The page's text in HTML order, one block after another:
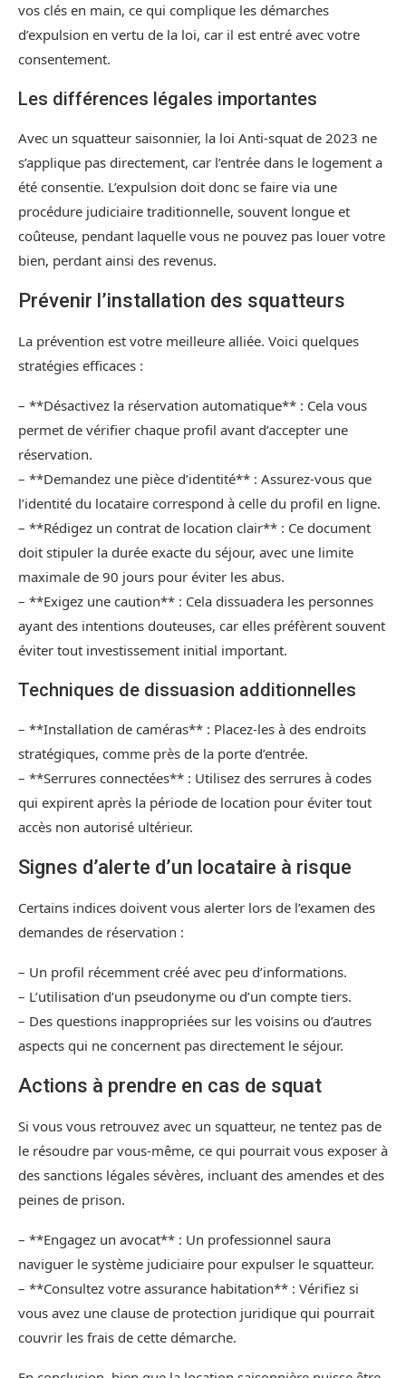
vos clés en main, ce qui complique les démarches
d’expulsion en vertu de la loi, car il est entré avec votre
consentement.
Les différences légales importantes
Avec un squatteur saisonnier, la loi Anti-squat de 2023 ne
s’applique pas directement, car l’entrée dans le logement a
été consentie. L’expulsion doit donc se faire via une
procédure judiciaire traditionnelle, souvent longue et
coûteuse, pendant laquelle vous ne pouvez pas louer votre
bien, perdant ainsi des revenus.
Prévenir l’installation des squatteurs
La prévention est votre meilleure alliée. Voici quelques
stratégies efficaces :
– **Désactivez la réservation automatique** : Cela vous
permet de vérifier chaque profil avant d’accepter une
réservation.
– **Demandez une pièce d’identité** : Assurez-vous que
l’identité du locataire correspond à celle du profil en ligne.
– **Rédigez un contrat de location clair** : Ce document
doit stipuler la durée exacte du séjour, avec une limite
maximale de 90 jours pour éviter les abus.
– **Exigez une caution** : Cela dissuadera les personnes
ayant des intentions douteuses, car elles préfèrent souvent
éviter tout investissement initial important.
Techniques de dissuasion additionnelles
– **Installation de caméras** : Placez-les à des endroits
stratégiques, comme près de la porte d’entrée.
– **Serrures connectées** : Utilisez des serrures à codes
qui expirent après la période de location pour éviter tout
accès non autorisé ultérieur.
Signes d’alerte d’un locataire à risque
Certains indices doivent vous alerter lors de l’examen des
demandes de réservation :
– Un profil récemment créé avec peu d’informations.
– L’utilisation d’un pseudonyme ou d’un compte tiers.
– Des questions inappropriées sur les voisins ou d’autres
aspects qui ne concernent pas directement le séjour.
Actions à prendre en cas de squat
Si vous vous retrouvez avec un squatteur, ne tentez pas de
le résoudre par vous-même, ce qui pourrait vous exposer à
des sanctions légales sévères, incluant des amendes et des
peines de prison.
– **Engagez un avocat** : Un professionnel saura
naviguer le système judiciaire pour expulser le squatteur.
– **Consultez votre assurance habitation** : Vérifiez si
vous avez une clause de protection juridique qui pourrait
couvrir les frais de cette démarche.